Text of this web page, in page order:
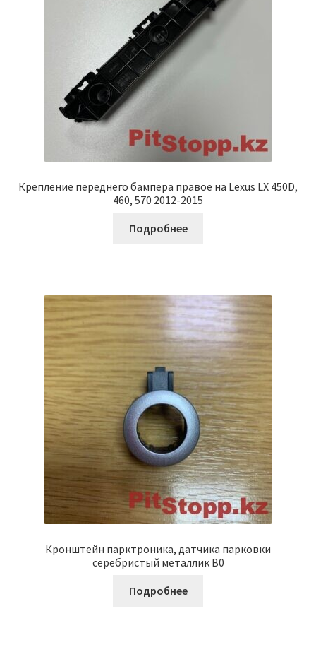
Крепление переднего бампера правое на Lexus LX 450D,
460, 570 2012-2015
Подробнее
Кронштейн парктроника, датчика парковки
серебристый металлик B0
Подробнее